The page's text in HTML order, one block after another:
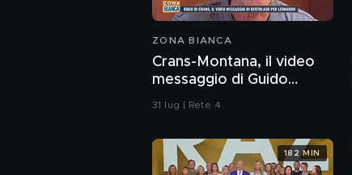
ZONA BIANCA
Crans-Montana, il video
messaggio di Guido
Bertolaso per Leonardo
31 lug | Rete 4
182 MIN